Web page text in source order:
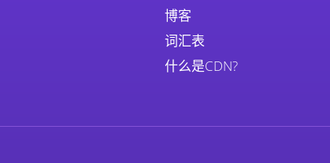
博客
词汇表
什么是CDN?